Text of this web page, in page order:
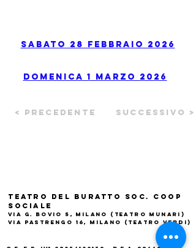
Sabato 28 Febbraio 2026
Domenica 1 Marzo 2026
< Precedente Successivo >
Teatro del Buratto Soc. Coop
sociale
Via G. Bovio 5, Milano (Teatro Munari)
Via Pastrengo 16, Milano (Teatro Verdi)